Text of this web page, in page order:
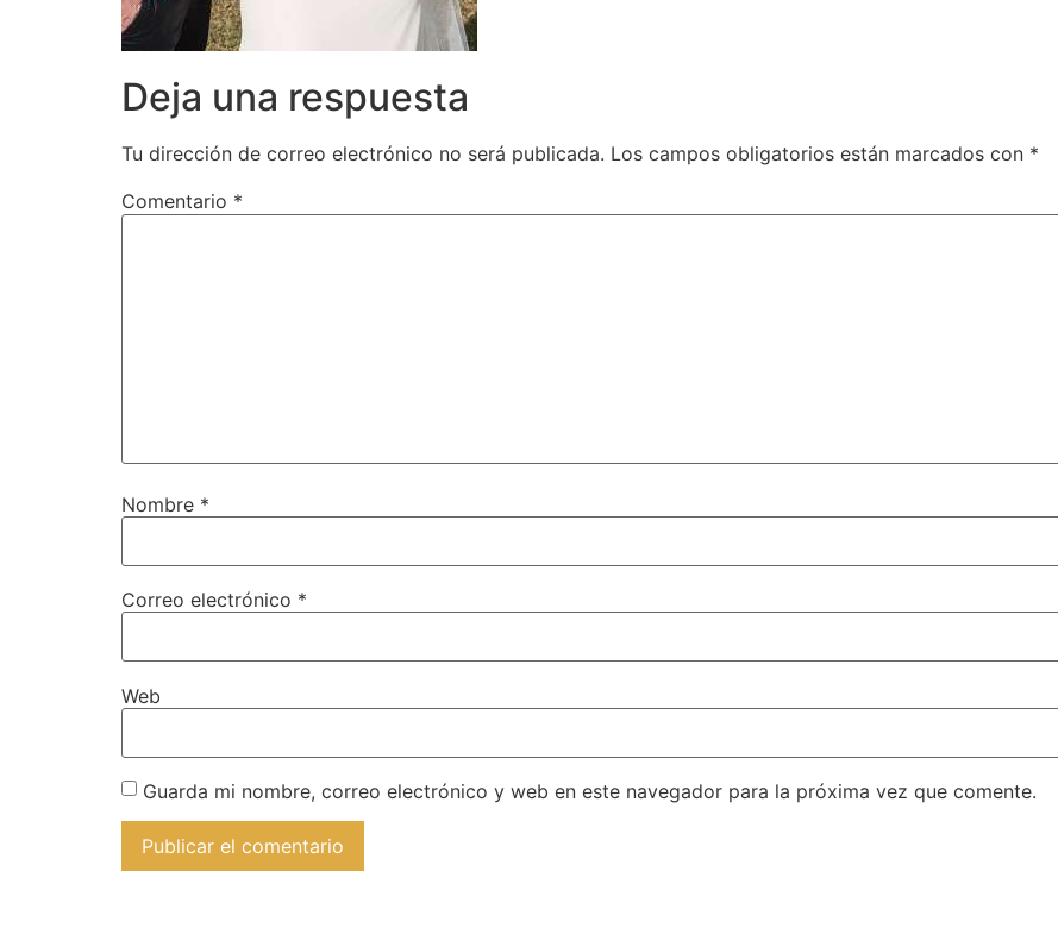
Deja una respuesta
Tu dirección de correo electrónico no será publicada. Los campos obligatorios están marcados con *
Comentario *
Nombre *
Correo electrónico *
Web
Guarda mi nombre, correo electrónico y web en este navegador para la próxima vez que comente.